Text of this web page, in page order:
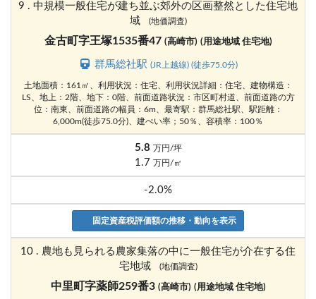
9 . 中規模一般住宅が建ち並ぶ郊外の区画整然とした住宅地
域
(地価調査)
金古町字王塚1535番47 (高崎市) (用途地域 住宅地)
群馬総社駅(JR上越線) (徒歩75.0分)
土地面積：161㎡、利用状況：住宅、利用状況詳細：住宅、建物構造：
LS、地上：2階、地下：0階、前面道路状況：市区町村道、前面道路の方
位：南東、前面道路の幅員：6m、最寄駅：群馬総社駅、駅距離：
6,000m(徒歩75.0分)、建ぺい率；50％、容積率：100％
5.8 万円/坪
1.7 万円/㎡
-2.0%
固定資産税評価額の推移・動向を表示
10 . 農地も見られる農家集落の中に一般住宅が介在する住
宅地域
(地価調査)
中里町字薬師259番3 (高崎市) (用途地域 住宅地)